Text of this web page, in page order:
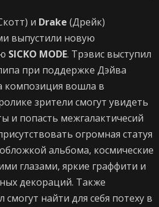
и Drake (Дрейк)
выпустили новую
SICKO MODE. Трэвис выступил
при поддержке Дэйва
композиция вошла в
зрители смогут увидеть
и попасть межгалактичесий
огромная статуя
альбома, космические
глазами, яркие граффити и
декораций. Также
найти для себя потеху в